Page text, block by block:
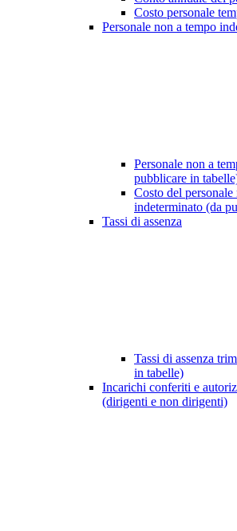
Costo personale
Personale non a tempo
Personale non a
pubblicare in
Costo del personale
indeterminato (da
Tassi di assenza
Tassi di assenza
in tabelle)
Incarichi conferiti e
(dirigenti e non dirigenti)